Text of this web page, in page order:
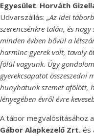
Egyesület. Horváth
Udvarszállás: „Az idei
szerencsénkre talán, és
minden évben bővül a
harminc gyerek volt, tavaly
fölül vagyunk. Úgy
gyerekcsapatot összeszedni
hunyhatunk szemet afölött,
lényegében évről évre
A tábor megvalósításához
Gábor Alapkezelő Zrt. és